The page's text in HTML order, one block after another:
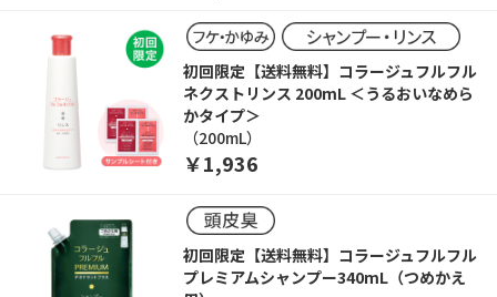
初回限定【送料無料】コラージュフルフル
ネクストリンス 200mL ＜うるおいなめら
かタイプ＞
（200mL）
￥1,936
初回限定【送料無料】コラージュフルフル
プレミアムシャンプー340mL（つめかえ